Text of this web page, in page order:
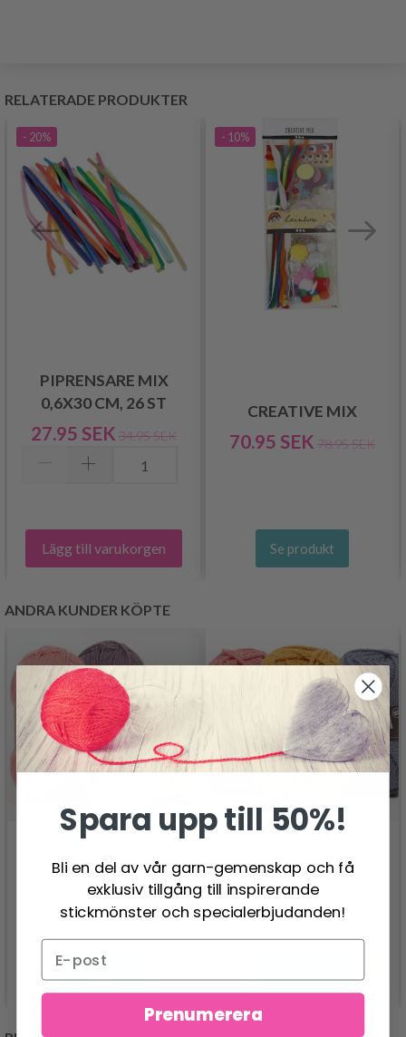
RELATERADE PRODUKTER
- 20%
PIPRENSARE MIX
0,6X30 CM, 26 ST
27.95 SEK 34.95 SEK
Lägg till varukorgen
- 10%
CREATIVE MIX
70.95 SEK 78.95 SEK
Se produkt
ANDRA KUNDER KÖPTE
DROPS FLORA
Pris från26.95 SEK
Se produkt
DROPS ALASKA
24.95 SEK
Se produkt
Spara upp till 50%!
Bli en del av vår garn-gemenskap och få
exklusiv tillgång till inspirerande
stickmönster och specialerbjudanden!
Prenumerera